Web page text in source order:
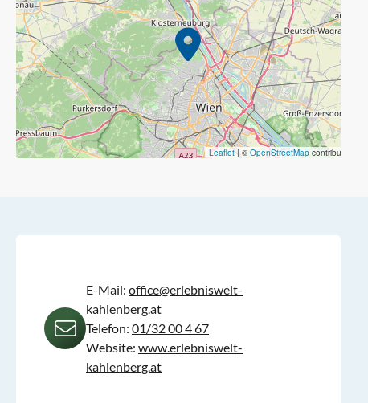
Leaflet |©OpenStreetMap contributors
E-Mail: office@erlebniswelt-
kahlenberg.at
Telefon: 01/32 00 4 67
Website: www.erlebniswelt-
kahlenberg.at